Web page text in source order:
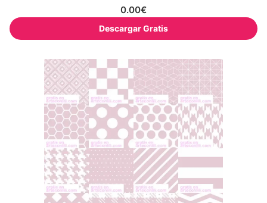
0.00€
Descargar Gratis